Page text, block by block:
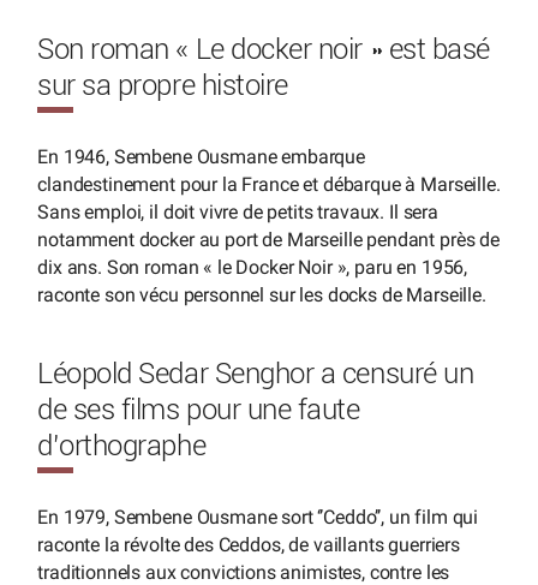
Son roman « Le docker noir » est basé
sur sa propre histoire
En 1946, Sembene Ousmane embarque
clandestinement pour la France et débarque à Marseille.
Sans emploi, il doit vivre de petits travaux. Il sera
notamment docker au port de Marseille pendant près de
dix ans. Son roman « le Docker Noir », paru en 1956,
raconte son vécu personnel sur les docks de Marseille.
Léopold Sedar Senghor a censuré un
de ses films pour une faute
d’orthographe
En 1979, Sembene Ousmane sort ‘’Ceddo’’, un film qui
raconte la révolte des Ceddos, de vaillants guerriers
traditionnels aux convictions animistes, contre les